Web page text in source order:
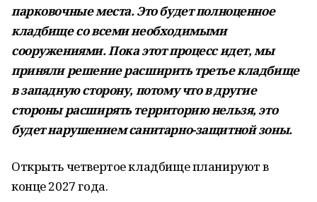
парковочные места. Это будет полноценное
кладбище со всеми необходимыми
сооружениями. Пока этот процесс идет, мы
приняли решение расширить третье кладбище
в западную сторону, потому что в другие
стороны расширять территорию нельзя, это
будет нарушением санитарно-защитной зоны.
Открыть четвертое кладбище планируют в
конце 2027 года.